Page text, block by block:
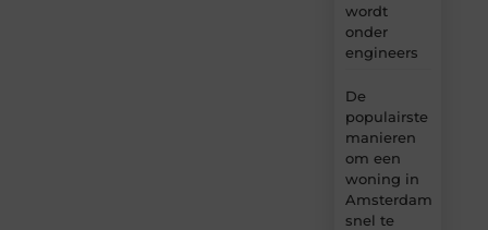
wordt
onder
engineers
De
populairste
manieren
om een
woning in
Amsterdam
snel te